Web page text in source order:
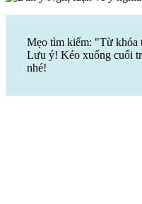
Mẹo tìm kiếm: "Từ khóa
Lưu ý! Kéo xuống cuối
nhé!